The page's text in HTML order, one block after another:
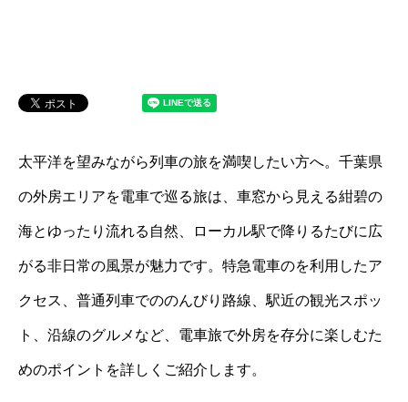
太平洋を望みながら列車の旅を満喫したい方へ。千葉県
の外房エリアを電車で巡る旅は、車窓から見える紺碧の
海とゆったり流れる自然、ローカル駅で降りるたびに広
がる非日常の風景が魅力です。特急電車のを利用したア
クセス、普通列車でののんびり路線、駅近の観光スポッ
ト、沿線のグルメなど、電車旅で外房を存分に楽しむた
めのポイントを詳しくご紹介します。